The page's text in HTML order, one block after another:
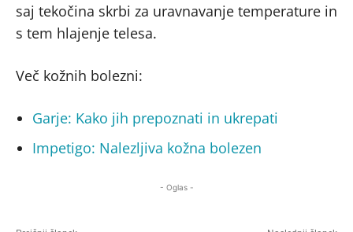
saj tekočina skrbi za uravnavanje temperature in
s tem hlajenje telesa.
Več kožnih bolezni:
Garje: Kako jih prepoznati in ukrepati
Impetigo: Nalezljiva kožna bolezen
- Oglas -